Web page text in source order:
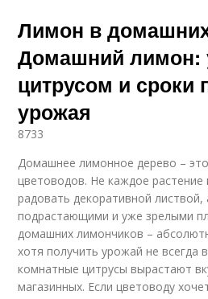
Лимон в
Домашний лимон:
цитрусом и сроки
урожая
8733
Домашнее лимонное дерево –
цветоводов. Не каждое
радовать декоративной
подрастающими и уже зрелыми
домашних лимончиков –
хотя получить урожай не всегда
комнатные цитрусы вырастают
магазинных. Если цветоводу